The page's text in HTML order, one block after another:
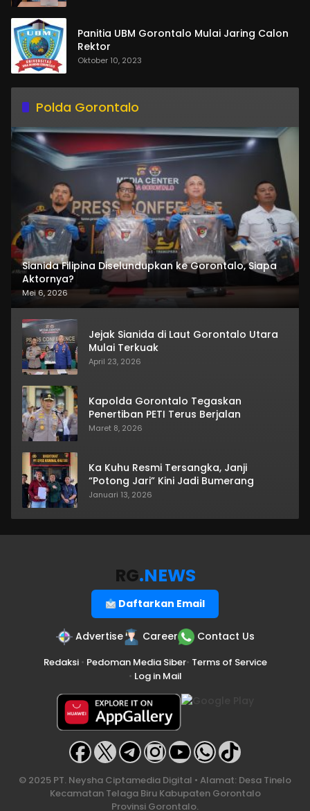
Panitia UBM Gorontalo Mulai Jaring Calon
Rektor
Oktober 10, 2023
Polda Gorontalo
Sianida Filipina Diselundupkan ke Gorontalo, Siapa
Aktornya?
Mei 6, 2026
Jejak Sianida di Laut Gorontalo Utara
Mulai Terkuak
April 23, 2026
Kapolda Gorontalo Tegaskan
Penertiban PETI Terus Berjalan
Maret 8, 2026
Ka Kuhu Resmi Tersangka, Janji
“Potong Jari” Kini Jadi Bumerang
Januari 13, 2026
RG.NEWS
Daftarkan Email
Advertise Career Contact Us
Redaksi• Pedoman Media Siber• Terms of Service
• Log in Mail
© 2025 PT. Neysha Ciptamedia Digital • Alamat: Desa Tinelo
Kecamatan Telaga Biru Kabupaten Gorontalo
Provinsi Gorontalo.